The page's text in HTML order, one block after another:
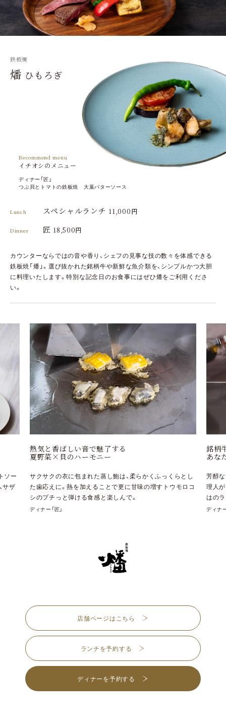
鉄板焼
燔 ひもろぎ
Recommend menu
イチオシのメニュー
ディナー「匠」
つぶ貝とトマトの鉄板焼 大葉バターソース
Lunch スペシャルランチ 11,000円
Dinner 匠 18,500円
カウンターならではの音や香り、シェフの見事な技の数々を体感できる
鉄板焼「燔」。選び抜かれた銘柄牛や新鮮な魚介類を、シンプルかつ大胆
に料理いたします。特別な記念日のお食事にはぜひ燔をご利用くださ
い。
とし
ロコ
銘柄牛をお好みの焼き加減で
あなただけのおいしさに
芳醇な甘みと旨味が特徴の「くまもと黒毛和牛 和王」を料
理人が目の前で贅沢かつ大胆に調理します。鉄板焼ならで
はのライブ感を体験してみませんか。
ディナー「匠」
貝好
潮風
帆立
スと
エの
ランチ
店舗ページはこちら
ランチを予約する
ディナーを予約する